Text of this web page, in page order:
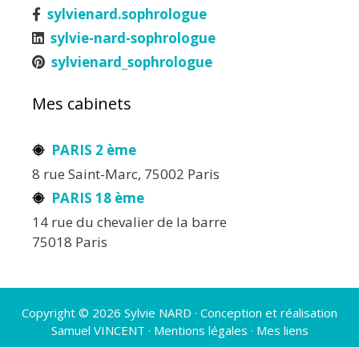
sylvienard.sophrologue
sylvie-nard-sophrologue
sylvienard_sophrologue
Mes cabinets
PARIS 2 ème
8 rue Saint-Marc, 75002 Paris
PARIS 18 ème
14 rue du chevalier de la barre
75018 Paris
Copyright © 2026 Sylvie NARD · Conception et réalisation
Samuel VINCENT · Mentions légales · Mes liens